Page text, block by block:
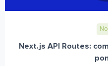
Next.js API Routes: